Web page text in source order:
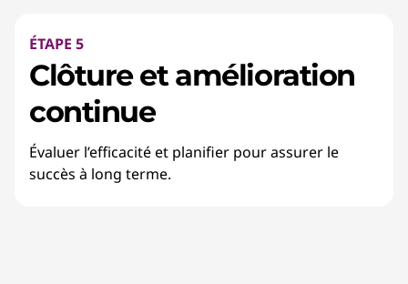
ÉTAPE 5
Clôture et amélioration
continue
Évaluer l’efficacité et planifier pour assurer le
succès à long terme.